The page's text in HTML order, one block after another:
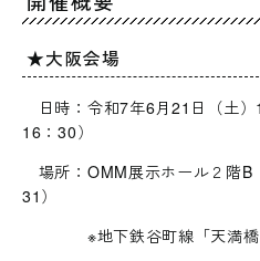
★大阪会場
日時：令和7年6月21日（土
16：30）
場所：OMM展示ホール２階B
31）
※地下鉄谷町線「天満橋